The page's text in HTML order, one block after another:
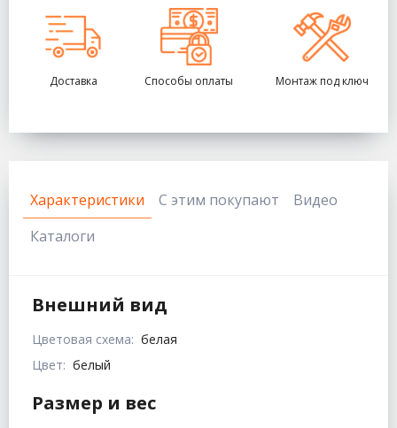
Доставка Способы оплаты Монтаж под ключ
Характеристики С этим покупают
Видео
Каталоги
Внешний вид
Цветовая схема: белая
Цвет: белый
Размер и вес